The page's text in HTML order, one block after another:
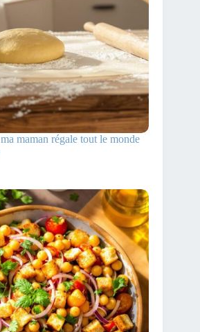
maman régale tout le monde